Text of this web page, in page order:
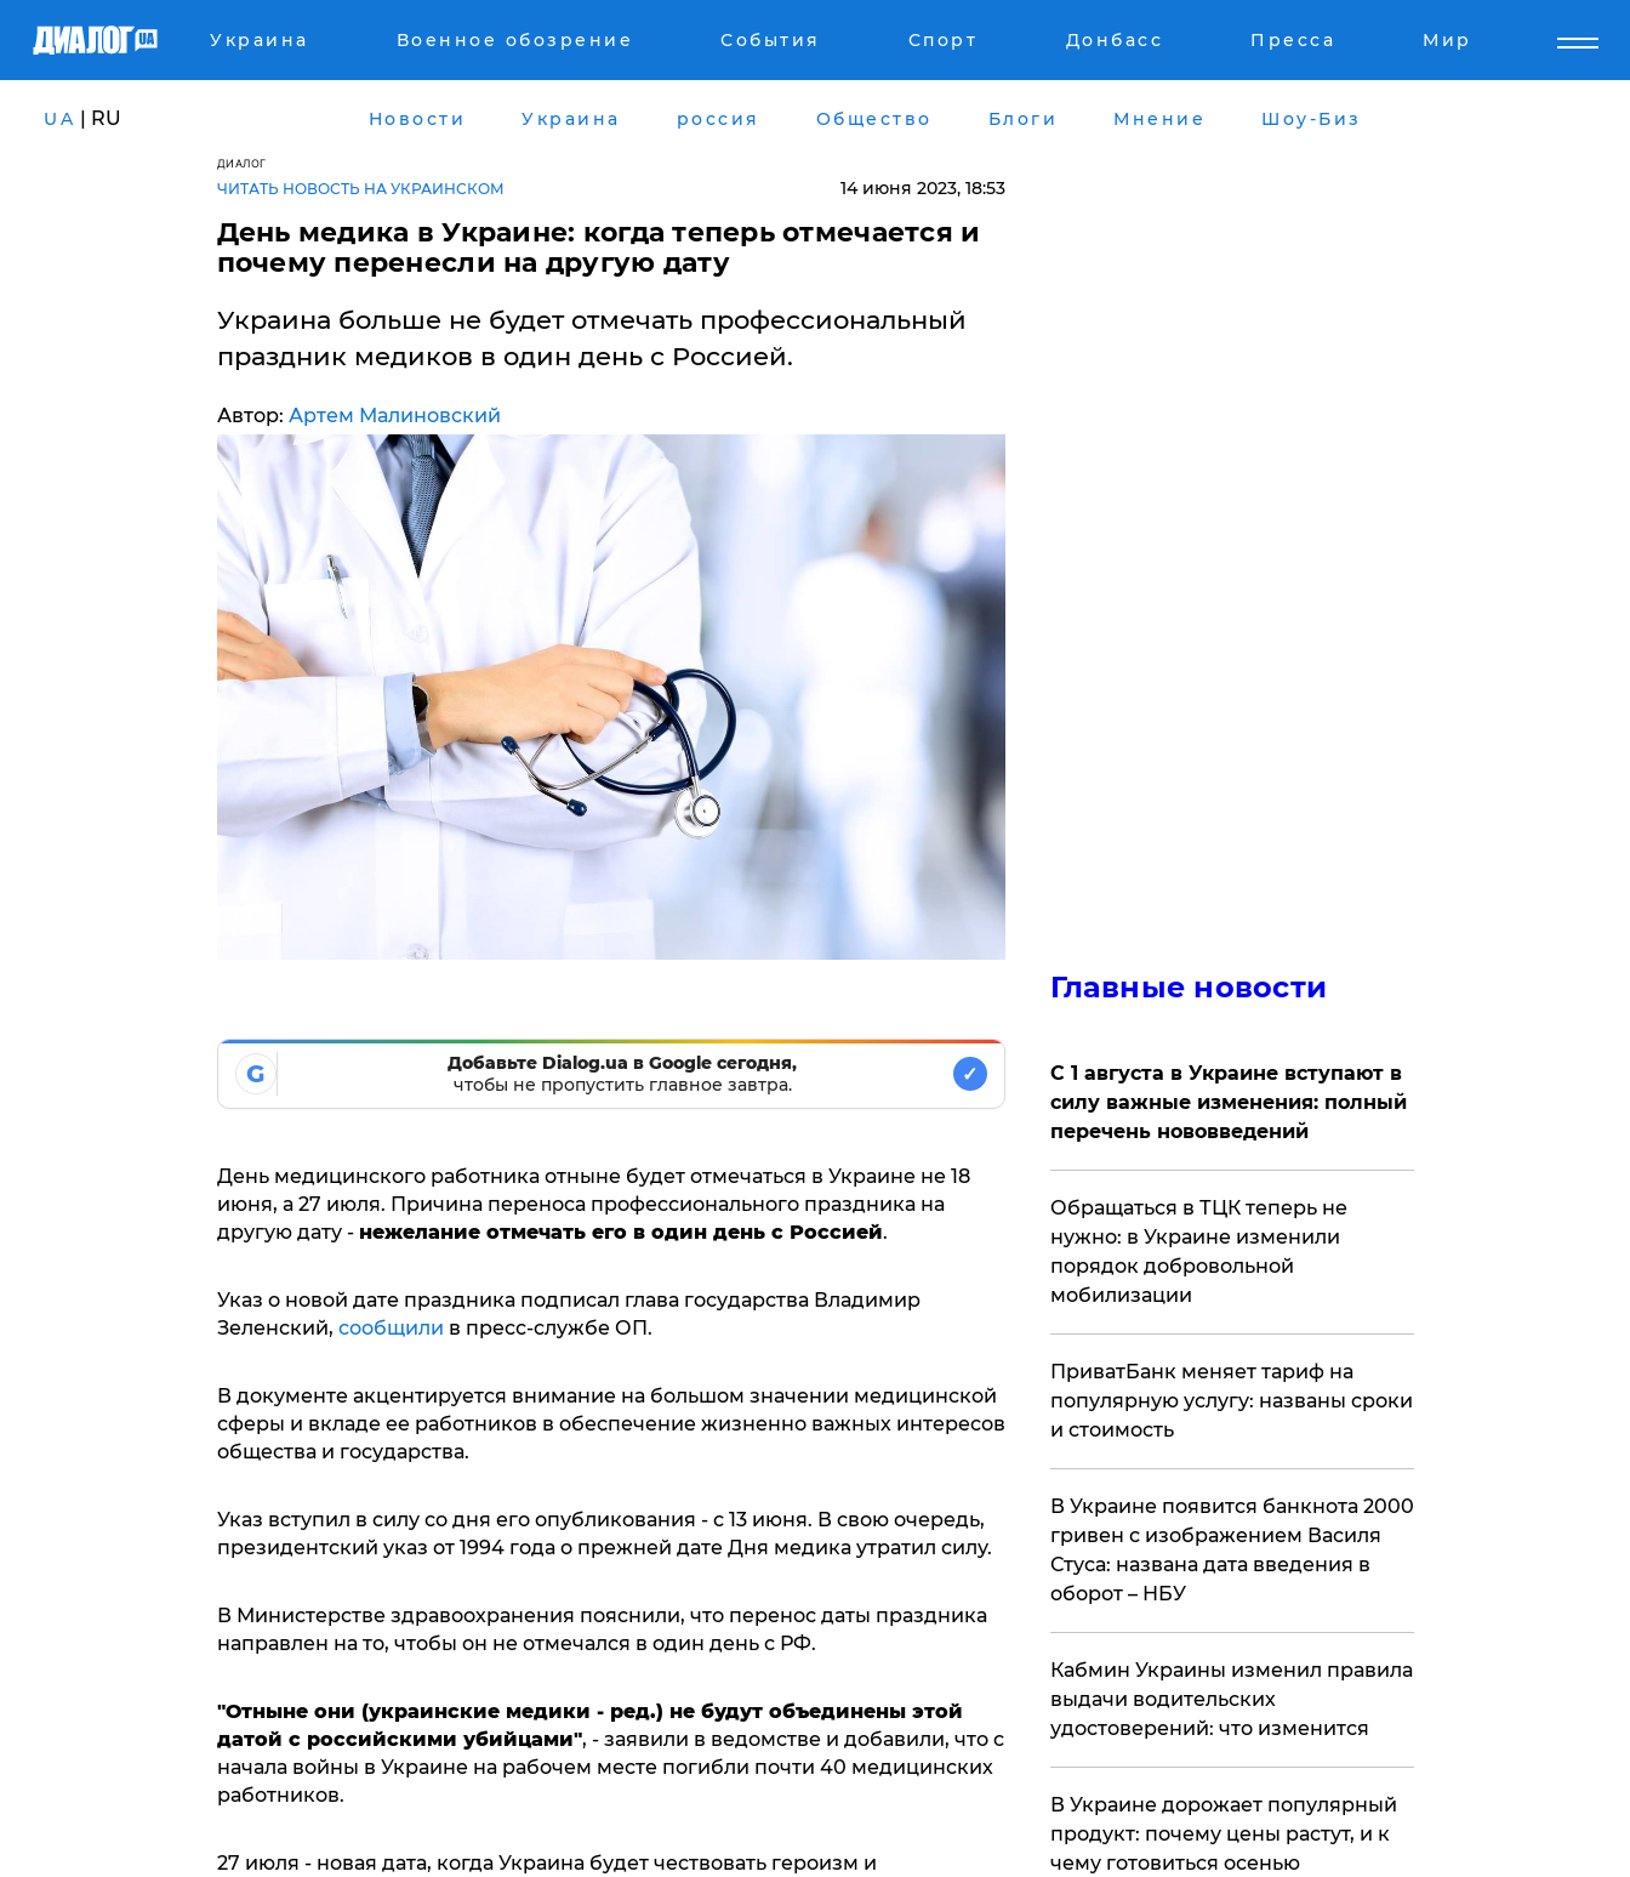
Украина Военное обозрение События Спорт Донбасс Пресса Мир
UA | RU Новости Украина россия Общество Блоги Мнение Шоу-Биз
ДИАЛОГ
ЧИТАТЬ НОВОСТЬ НА УКРАИНСКОМ 14 июня 2023, 18:53
День медика в Украине: когда теперь отмечается и
почему перенесли на другую дату
Украина больше не будет отмечать профессиональный
праздник медиков в один день с Россией.
Автор: Артем Малиновский
G
Добавьте Dialog.ua в Google сегодня,
чтобы не пропустить главное завтра.
✓
День медицинского работника отныне будет отмечаться в Украине не 18
июня, а 27 июля. Причина переноса профессионального праздника на
другую дату - нежелание отмечать его в один день с Россией.
Указ о новой дате праздника подписал глава государства Владимир
Зеленский, сообщили в пресс-службе ОП.
В документе акцентируется внимание на большом значении медицинской
сферы и вкладе ее работников в обеспечение жизненно важных интересов
общества и государства.
Указ вступил в силу со дня его опубликования - с 13 июня. В свою очередь,
президентский указ от 1994 года о прежней дате Дня медика утратил силу.
В Министерстве здравоохранения пояснили, что перенос даты праздника
направлен на то, чтобы он не отмечался в один день с РФ.
"Отныне они (украинские медики - ред.) не будут объединены этой
датой с российскими убийцами", - заявили в ведомстве и добавили, что с
начала войны в Украине на рабочем месте погибли почти 40 медицинских
работников.
27 июля - новая дата, когда Украина будет чествовать героизм и
Главные новости
С 1 августа в Украине вступают в
силу важные изменения: полный
перечень нововведений
Обращаться в ТЦК теперь не
нужно: в Украине изменили
порядок добровольной
мобилизации
ПриватБанк меняет тариф на
популярную услугу: названы сроки
и стоимость
В Украине появится банкнота 2000
гривен с изображением Василя
Стуса: названа дата введения в
оборот – НБУ
Кабмин Украины изменил правила
выдачи водительских
удостоверений: что изменится
В Украине дорожает популярный
продукт: почему цены растут, и к
чему готовиться осенью